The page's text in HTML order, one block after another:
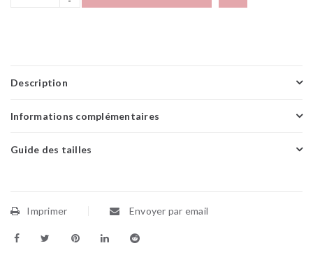
Description
Informations complémentaires
Guide des tailles
Imprimer Envoyer par email